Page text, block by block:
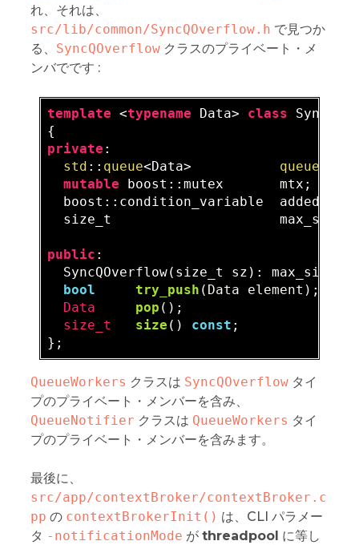
れ、それは、
src/lib/common/SyncQOverflow.h で見つか
る、 SyncQOverflowクラスのプライベート・メ
ンバでです :
template <typename Data> class
private :
std :: queue<Data> queue
mutable boost::mutex       mtx;
boost::condition_variable
  size_t                     max_size;
public :
SyncQOverflow(size_t sz):
bool
try_push (Data element) ;
Data pop () ;
size_t size () const ;
QueueWorkers クラスは SyncQOverflowタイ
プのプライベート・メンバーを含み、
QueueNotifier クラスは QueueWorkers タイ
プのプライベート・メンバーを含みます。
最後に、
src/app/contextBroker/contextBroker.c
pp の contextBrokerInit() は、CLI パラメー
タ -notificationMode が threadpool に等し